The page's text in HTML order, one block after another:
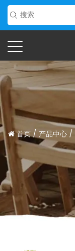
首页/ 产品中心/